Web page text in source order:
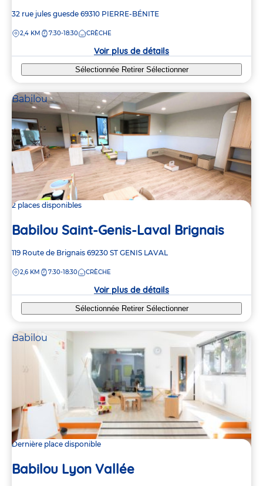
Adresse
la
32 rue jules guesde 69310 PIERRE-BÉNITE
DISTANCE
2,4 KM 7:30-18:30 CRÈCHE
Voir plus de détails
Sélectionnée Retirer Sélectionner
Babilou
2 places disponibles
Babilou Saint-Genis-Laval Brignais
Adresse
la
119 Route de Brignais 69230 ST GENIS LAVAL
DISTANCE
2,6 KM 7:30-18:30 CRÈCHE
Voir plus de détails
Sélectionnée Retirer Sélectionner
Babilou
Dernière place disponible
Babilou Lyon Vallée